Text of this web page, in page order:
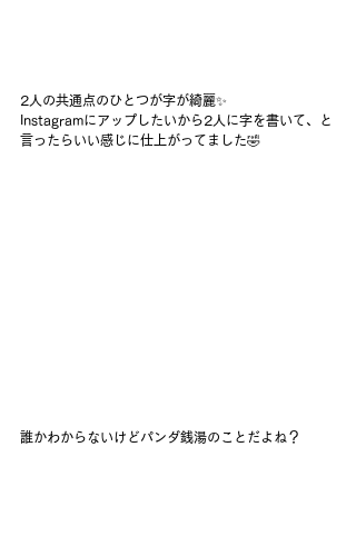
2人の共通点のひとつが字が綺麗✨
Instagramにアップしたいから2人に字を書いて、と
言ったらいい感じに仕上がってました🤣
誰かわからないけどパンダ銭湯のことだよね？